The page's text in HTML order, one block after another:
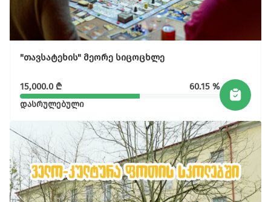
"თავსატეხის" მეორე სიცოცხლე
15,000.0₾ 60.15 %
დასრულებული